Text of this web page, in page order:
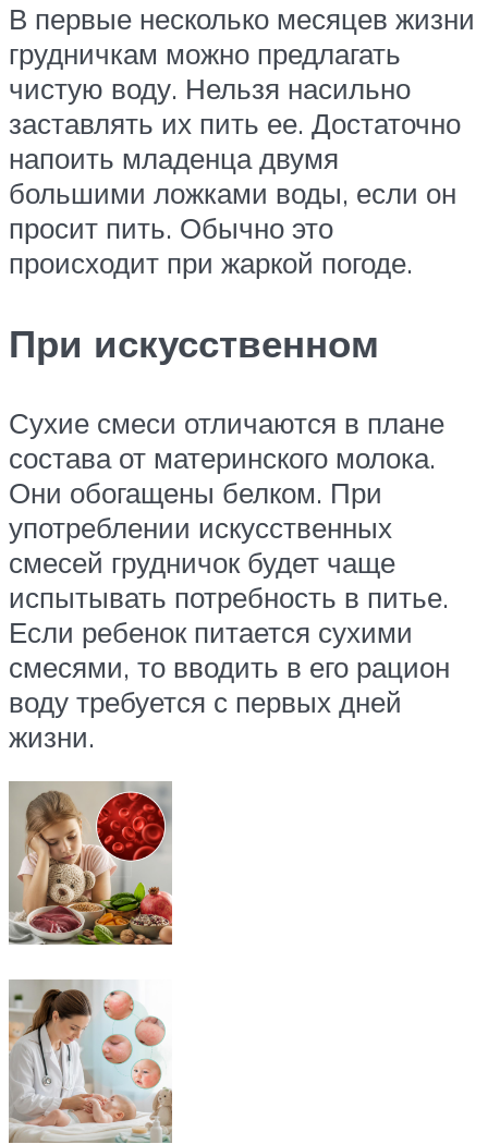
В первые несколько месяцев жизни
грудничкам можно предлагать
чистую воду. Нельзя насильно
заставлять их пить ее. Достаточно
напоить младенца двумя
большими ложками воды, если он
просит пить. Обычно это
происходит при жаркой погоде.
При искусственном
Сухие смеси отличаются в плане
состава от материнского молока.
Они обогащены белком. При
употреблении искусственных
смесей грудничок будет чаще
испытывать потребность в питье.
Если ребенок питается сухими
смесями, то вводить в его рацион
воду требуется с первых дней
жизни.